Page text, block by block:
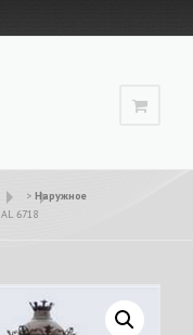
> Наружное
AL 6718